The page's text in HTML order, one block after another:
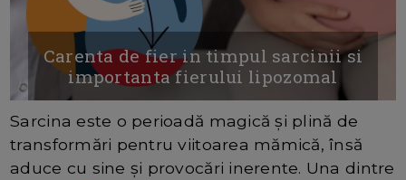
Carenta de fier in timpul sarcinii si
importanta fierului lipozomal
Sarcina este o perioadă magică și plină de
transformări pentru viitoarea mămică, însă
aduce cu sine și provocări inerente. Una dintre